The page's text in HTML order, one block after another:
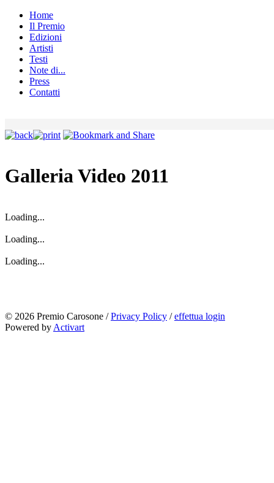
Home
Il Premio
Edizioni
Artisti
Testi
Note di...
Press
Contatti
Galleria Video 2011
Loading...
Loading...
Loading...
© 2026 Premio Carosone /Privacy Policy /effettua login
Powered by Activart